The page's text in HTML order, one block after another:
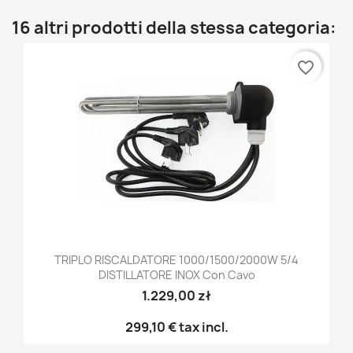
16 altri prodotti della stessa categoria:
TRIPLO RISCALDATORE 1000/1500/2000W 5/4
DISTILLATORE INOX Con Cavo
1.229,00 zł
299,10 €tax incl.
favorite_border